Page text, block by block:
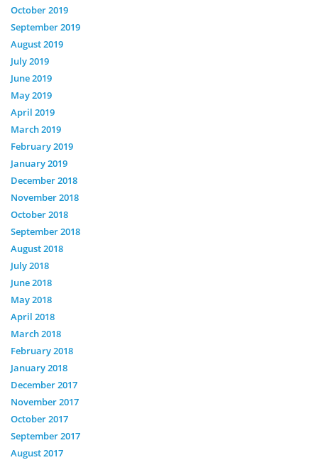
October 2019
September 2019
August 2019
July 2019
June 2019
May 2019
April 2019
March 2019
February 2019
January 2019
December 2018
November 2018
October 2018
September 2018
August 2018
July 2018
June 2018
May 2018
April 2018
March 2018
February 2018
January 2018
December 2017
November 2017
October 2017
September 2017
August 2017